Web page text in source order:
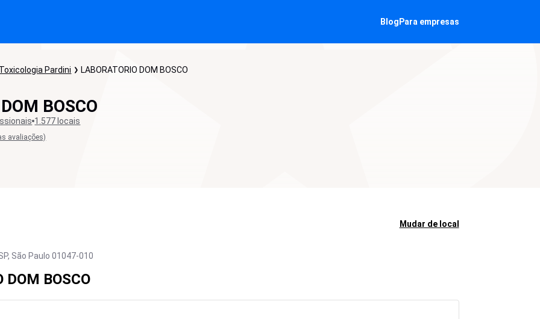
Blog Para empresas
Toxicologia Pardini LABORATORIO DOM BOSCO
BOSCO
1.577 locais
avaliações)
Mudar de local
São Paulo 01047-010
BOSCO